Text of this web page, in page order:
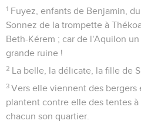
1 Fuyez, enfants de Benjamin,
Sonnez de la trompette à
Beth-Kérem ; car de l'Aquilon
grande ruine !
2 La belle, la délicate, la fille de
3 Vers elle viennent des bergers
plantent contre elle des tentes
chacun son quartier.